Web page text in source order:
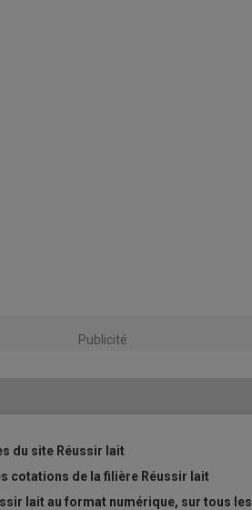
Publicité
du site Réussir lait
cotations de la filière Réussir lait
lait au format numérique, sur tous les